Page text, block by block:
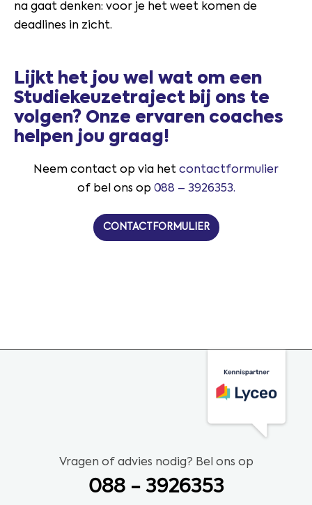
na gaat denken: voor je het weet komen de
deadlines in zicht.
Lijkt het jou wel wat om een
Studiekeuzetraject bij ons te
volgen? Onze ervaren coaches
helpen jou graag!
Neem contact op via het contactformulier
of bel ons op 088 – 3926353.
CONTACTFORMULIER
Vragen of advies nodig? Bel ons op
088 - 3926353